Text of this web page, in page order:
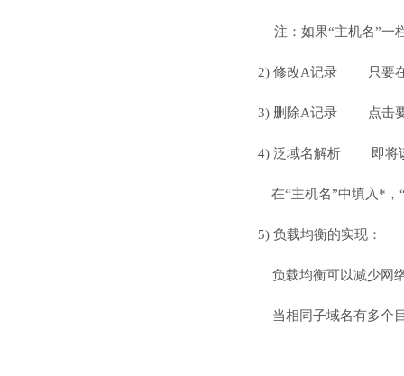
注：如果“主机名”一
2) 修改A记录 只要在
3) 删除A记录 点击要
4) 泛域名解析 即将该
在“主机名”中填入*，“
5) 负载均衡的实现： 负
负载均衡可以减少网络
当相同子域名有多个目